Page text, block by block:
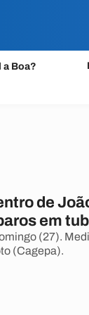
a Boa?
de
em
(27).
(Cagepa).